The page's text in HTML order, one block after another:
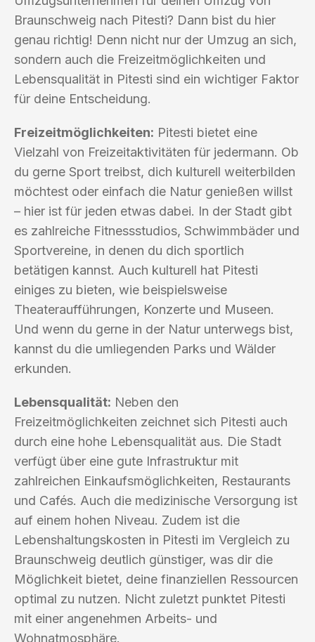
Braunschweig nach Pitesti? Dann bist du hier
genau richtig! Denn nicht nur der Umzug an sich,
sondern auch die Freizeitmöglichkeiten und
Lebensqualität in Pitesti sind ein wichtiger Faktor
für deine Entscheidung.
Freizeitmöglichkeiten: Pitesti bietet eine
Vielzahl von Freizeitaktivitäten für jedermann. Ob
du gerne Sport treibst, dich kulturell weiterbilden
möchtest oder einfach die Natur genießen willst
– hier ist für jeden etwas dabei. In der Stadt gibt
es zahlreiche Fitnessstudios, Schwimmbäder und
Sportvereine, in denen du dich sportlich
betätigen kannst. Auch kulturell hat Pitesti
einiges zu bieten, wie beispielsweise
Theateraufführungen, Konzerte und Museen.
Und wenn du gerne in der Natur unterwegs bist,
kannst du die umliegenden Parks und Wälder
erkunden.
Lebensqualität: Neben den
Freizeitmöglichkeiten zeichnet sich Pitesti auch
durch eine hohe Lebensqualität aus. Die Stadt
verfügt über eine gute Infrastruktur mit
zahlreichen Einkaufsmöglichkeiten, Restaurants
und Cafés. Auch die medizinische Versorgung ist
auf einem hohen Niveau. Zudem ist die
Lebenshaltungskosten in Pitesti im Vergleich zu
Braunschweig deutlich günstiger, was dir die
Möglichkeit bietet, deine finanziellen Ressourcen
optimal zu nutzen. Nicht zuletzt punktet Pitesti
mit einer angenehmen Arbeits- und
Wohnatmosphäre.